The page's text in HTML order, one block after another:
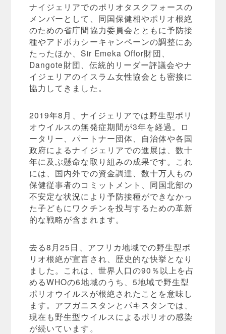
ナイジェリアでのポリオタスクフォースの
メンバーとして、同国保健相やポリオ根絶
のための省庁間協力委員会とともに予防接
種やアドボカシーキャンペーンの調整にあ
たったほか、Sir Emeka Offor財団、
Dangote財団、伝統的リーダー評議会やナ
イジェリアのイスラム女性協会とも密接に
協力してきました。
2019年8月、ナイジェリアでは野生型ポリ
オウイルスの無発症期間が3年を経過。ロ
ータリー、パートナー団体、自治体や各国
政府によるナイジェリアでの進展は、数十
年に及ぶ懸命な取り組みの成果です。これ
には、国内外での資金調達、数十万人もの
保健従事者のコミットメント、同国北部の
不安定な状況により予防接種ができなかっ
た子どもにワクチンを投与するための革新
的な戦略が含まれます。
去る8月25日、アフリカ地域での野生型ポ
リオ根絶が宣言され、歴史的な快挙となり
ました。これは、世界人口の90％以上を占
めるWHOの6地域のうち、5地域で野生型
ポリオウイルスが根絶されたことを意味し
ます。アフガニスタンとパキスタンでは、
現在も野生型ウイルスによるポリオの感染
が続いています。